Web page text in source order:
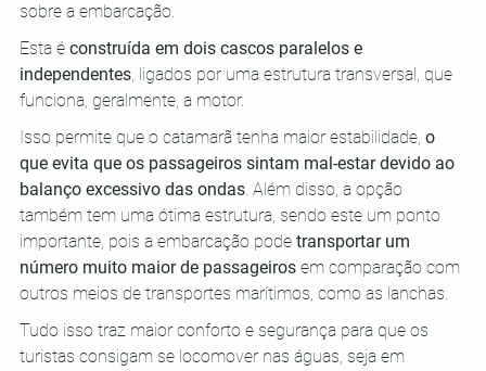
sobre a embarcação.
Esta é construída em dois cascos paralelos e
independentes, ligados por uma estrutura transversal, que
funciona, geralmente, a motor.
Isso permite que o catamarã tenha maior estabilidade, o
que evita que os passageiros sintam mal-estar devido ao
balanço excessivo das ondas. Além disso, a opção
também tem uma ótima estrutura, sendo este um ponto
importante, pois a embarcação pode transportar um
número muito maior de passageiros em comparação com
outros meios de transportes marítimos, como as lanchas.
Tudo isso traz maior conforto e segurança para que os
turistas consigam se locomover nas águas, seja em